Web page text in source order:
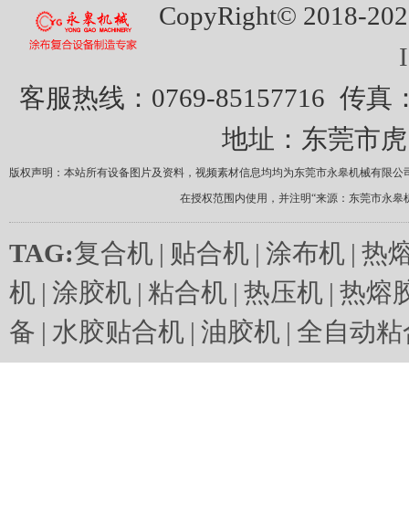
CopyRight© 2018-
客服热线：0769-85157716 传真
地址：东莞市
版权声明：本站所有设备图片及资料，视频素材信息均均为东莞市永皋机械有限
在授权范围内使用，并注明“来源：东莞市永
TAG:复合机 | 贴合机 | 涂布机 | 热
机 | 涂胶机 | 粘合机 | 热压机 | 热熔
备 | 水胶贴合机 | 油胶机 | 全自动粘